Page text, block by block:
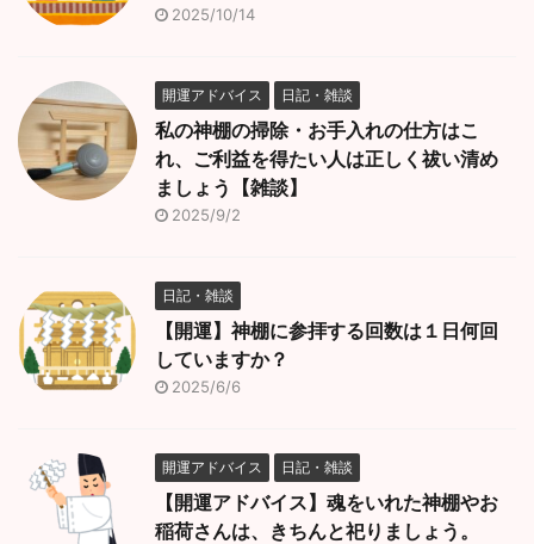
2025/10/14
開運アドバイス 日記・雑談
私の神棚の掃除・お手入れの仕方はこ
れ、ご利益を得たい人は正しく祓い清め
ましょう【雑談】
2025/9/2
日記・雑談
【開運】神棚に参拝する回数は１日何回
していますか？
2025/6/6
開運アドバイス 日記・雑談
【開運アドバイス】魂をいれた神棚やお
稲荷さんは、きちんと祀りましょう。